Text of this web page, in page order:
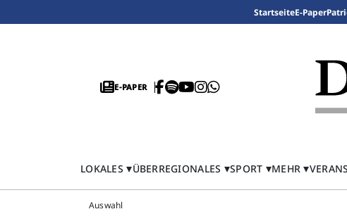
StartseiteE-Paper
E-PAPER
LOKALES ÜBERREGIONALES SPORT MEHR
Auswahl